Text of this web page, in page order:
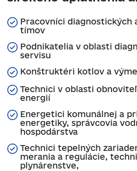
Pracovníci diagnostických
tímov
Podnikatelia v oblasti
servisu
Konštruktéri kotlov a
Technici v oblasti
energií
Energetici komunálnej a
energetiky, správcovia
hospodárstva
Technici tepelných
merania a regulácie,
plynárenstve,